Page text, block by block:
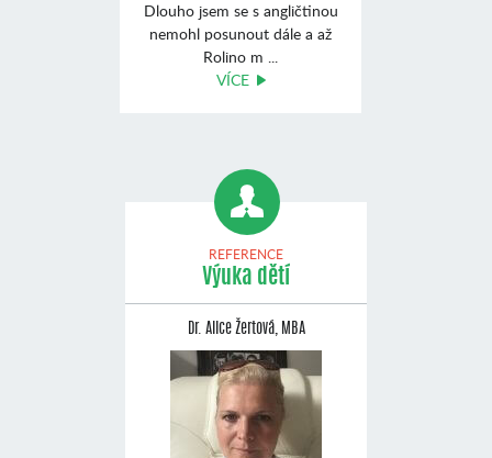
Dlouho jsem se s angličtinou
nemohl posunout dále a až
Rolino m ...
VÍCE
REFERENCE
Výuka dětí
Dr. Alice Žertová, MBA